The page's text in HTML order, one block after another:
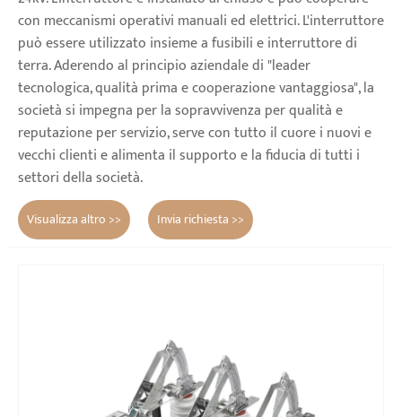
con meccanismi operativi manuali ed elettrici. L'interruttore
può essere utilizzato insieme a fusibili e interruttore di
terra. Aderendo al principio aziendale di "leader
tecnologica, qualità prima e cooperazione vantaggiosa", la
società si impegna per la sopravvivenza per qualità e
reputazione per servizio, serve con tutto il cuore i nuovi e
vecchi clienti e alimenta il supporto e la fiducia di tutti i
settori della società.
Visualizza altro >> Invia richiesta >>